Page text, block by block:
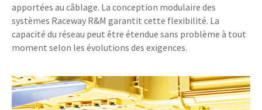
apportées au câblage. La conception modulaire des
systèmes Raceway R&M garantit cette flexibilité. La
capacité du réseau peut être étendue sans problème à tout
moment selon les évolutions des exigences.